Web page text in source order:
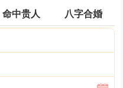
命中贵人 八字合婚